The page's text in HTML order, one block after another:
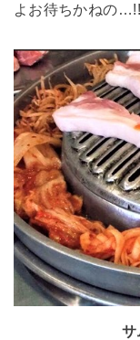
よお待ちかねの…!!
サ